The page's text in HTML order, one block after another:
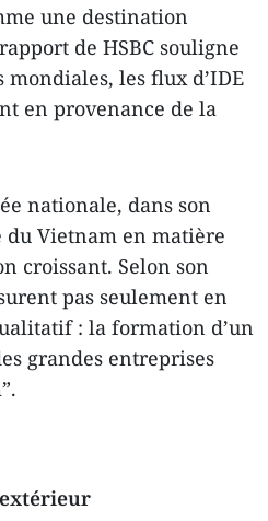
une destination
de HSBC souligne
les flux d’IDE
en provenance de la
nationale, dans son
du Vietnam en matière
croissant. Selon son
pas seulement en
: la formation d’un
grandes entreprises